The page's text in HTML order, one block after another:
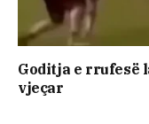
Goditja e rrufesë
vjeçar